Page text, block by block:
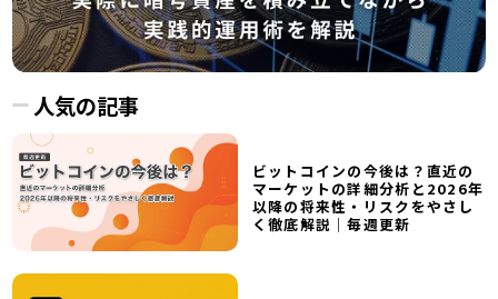
人気の記事
ビットコインの今後は？直近の
マーケットの詳細分析と2026年
以降の将来性・リスクをやさし
く徹底解説｜毎週更新